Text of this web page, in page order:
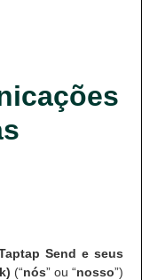
Send e seus
(“nós” ou “nosso”)